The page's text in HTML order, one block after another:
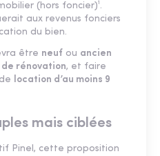
(hors foncier)¹.
aux revenus fonciers
du bien.
être neuf ou ancien
rénovation, et faire
location d’au moins 9
mais ciblées
Pinel, cette proposition